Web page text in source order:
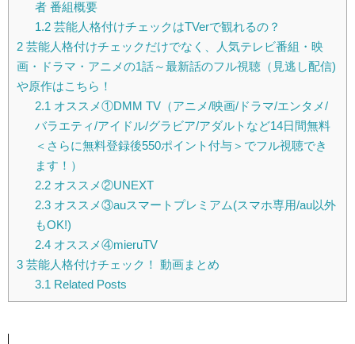
者 番組概要
1.2芸能人格付けチェックはTVerで観れるの？
2 芸能人格付けチェックだけでなく、人気テレビ番組・映
画・ドラマ・アニメの1話～最新話のフル視聴（見逃し配信)
や原作はこちら！
2.1 オススメ①DMM TV（アニメ/映画/ドラマ/エンタメ/
バラエティ/アイドル/グラビア/アダルトなど14日間無料
＜さらに無料登録後550ポイント付与＞でフル視聴でき
ます！）
2.2オススメ②UNEXT
2.3オススメ③auスマートプレミアム(スマホ専用/au以外
もOK!)
2.4オススメ④mieruTV
3 芸能人格付けチェック！ 動画まとめ
3.1 Related Posts